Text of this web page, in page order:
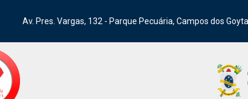
Av. Pres. Vargas, 132 - Parque Pecuária, Campos dos